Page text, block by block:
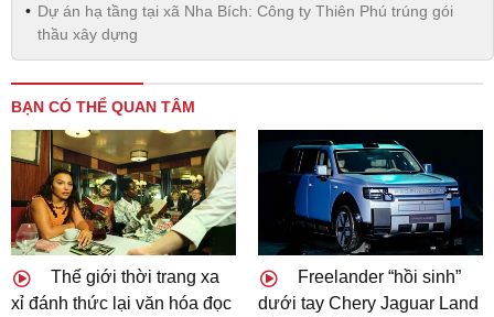
Dự án hạ tầng tại xã Nha Bích: Công ty Thiên Phú trúng gói
thầu xây dựng
BẠN CÓ THỂ QUAN TÂM
Thế giới thời trang xa
xỉ đánh thức lại văn hóa đọc
Freelander “hồi sinh”
dưới tay Chery Jaguar Land